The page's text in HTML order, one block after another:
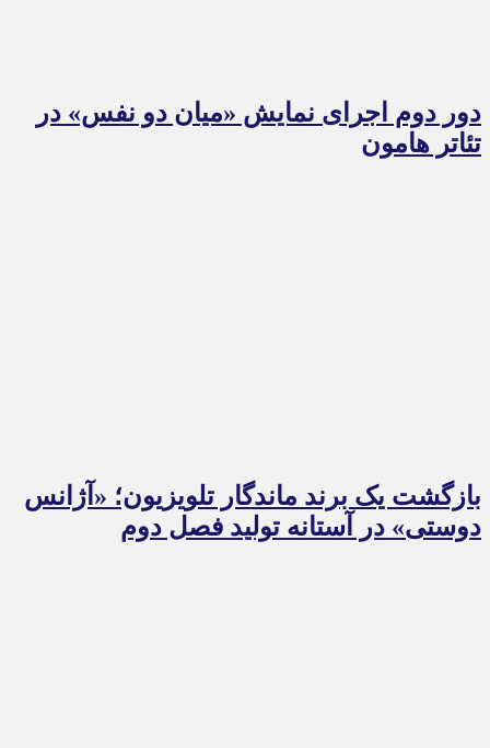
دور دوم اجرای نمایش «میان دو نفس» در
تئاتر هامون
بازگشت یک برند ماندگار تلویزیون؛ «آژانس
دوستی» در آستانه تولید فصل دوم